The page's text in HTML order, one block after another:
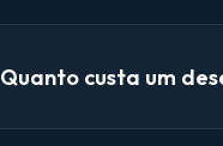
Quanto custa um